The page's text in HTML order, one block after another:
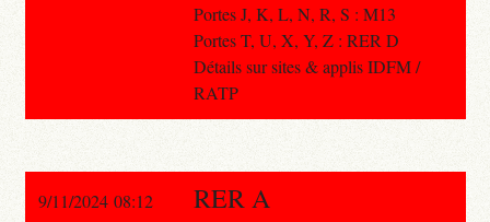
Portes J, K, L, N, R, S : M13
Portes T, U, X, Y, Z : RER D
Détails sur sites & applis IDFM /
RATP
9/11/2024 08:12 RER A